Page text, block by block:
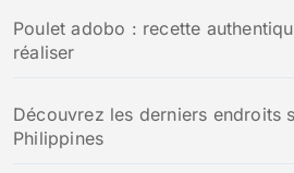
Poulet adobo : recette
réaliser
Découvrez les derniers endroits
Philippines